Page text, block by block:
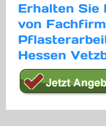
Erhalten Sie
von
Hessen